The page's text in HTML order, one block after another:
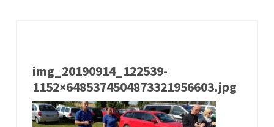
img_20190914_122539-
1152×6485374504873321956603.jpg